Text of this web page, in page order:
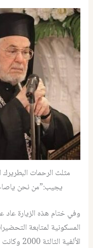
مثلث الرحمات البطريرك
يجيب:”من نحن
وفي ختام هذه الزيارة عاد
المسكونية لمتابعة
الألفية